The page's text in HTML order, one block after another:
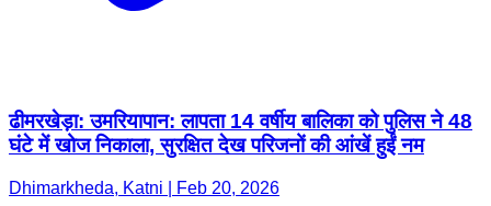
ढीमरखेड़ा: उमरियापान: लापता 14 वर्षीय बालिका को पुलिस ने 48
घंटे में खोज निकाला, सुरक्षित देख परिजनों की आंखें हुईं नम
Dhimarkheda, Katni | Feb 20, 2026